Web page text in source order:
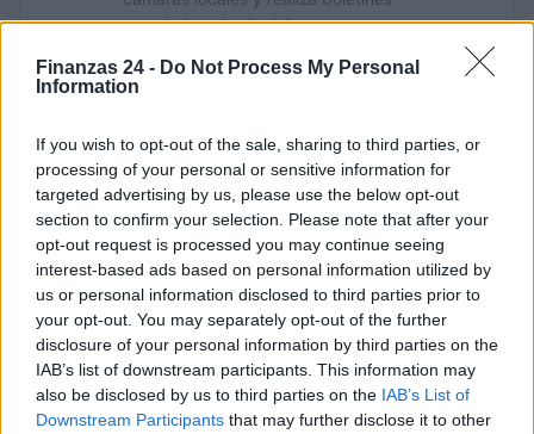
Finanzas 24 - Do Not Process My Personal
Information
If you wish to opt-out of the sale, sharing to third parties, or
processing of your personal or sensitive information for
targeted advertising by us, please use the below opt-out
section to confirm your selection. Please note that after your
opt-out request is processed you may continue seeing
interest-based ads based on personal information utilized by
us or personal information disclosed to third parties prior to
your opt-out. You may separately opt-out of the further
disclosure of your personal information by third parties on the
IAB’s list of downstream participants. This information may
also be disclosed by us to third parties on the IAB’s List of
Downstream Participants that may further disclose it to other
económicos territoriales.